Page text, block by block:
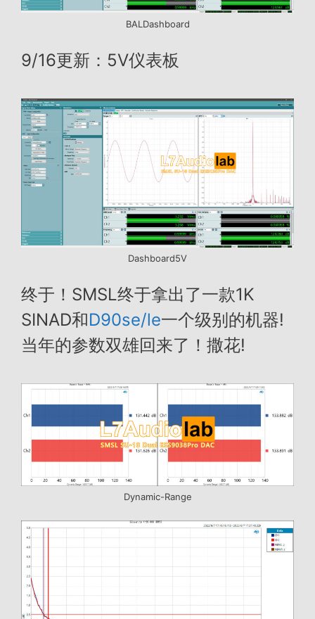
BALDashboard
9/16更新：5V仪表板
Dashboard5V
终于！SMSL终于拿出了一款1K
SINAD和D90se/le一个级别的机器!
当年的参数双雄回来了！撒花!
Dynamic-Range